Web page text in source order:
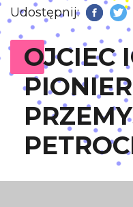
Udostępnij:
OJCIEC
PIONIER